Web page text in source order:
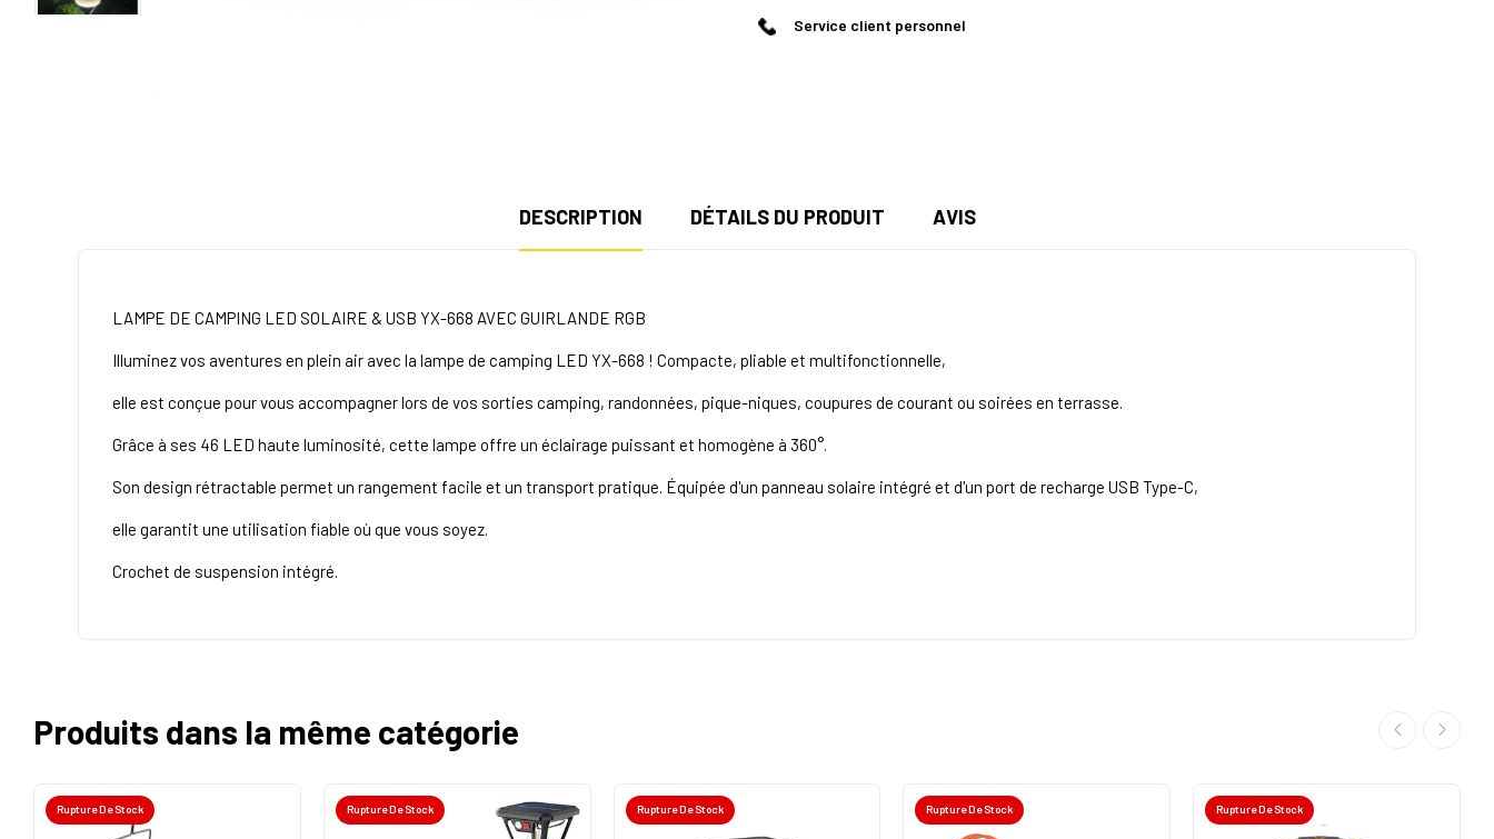
Service client personnel
DESCRIPTION DÉTAILS DU PRODUIT AVIS
LAMPE DE CAMPING LED SOLAIRE & USB YX-668 AVEC GUIRLANDE RGB
Illuminez vos aventures en plein air avec la lampe de camping LED YX-668 ! Compacte, pliable et multifonctionnelle,
elle est conçue pour vous accompagner lors de vos sorties camping, randonnées, pique-niques, coupures de courant ou soirées en terrasse.
Grâce à ses 46 LED haute luminosité, cette lampe offre un éclairage puissant et homogène à 360°.
Son design rétractable permet un rangement facile et un transport pratique. Équipée d'un panneau solaire intégré et d'un port de recharge USB Type-C,
elle garantit une utilisation fiable où que vous soyez.
Crochet de suspension intégré.
Produits dans la même catégorie
Rupture De Stock Rupture De Stock Rupture De Stock Rupture De Stock Rupture De Stock